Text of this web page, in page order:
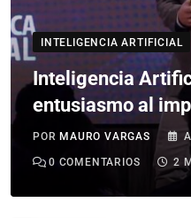
INTELIGENCIA ARTIFICIAL
Inteligencia
entusiasmo al
POR MAURO VARGAS
0 COMENTARIOS 2